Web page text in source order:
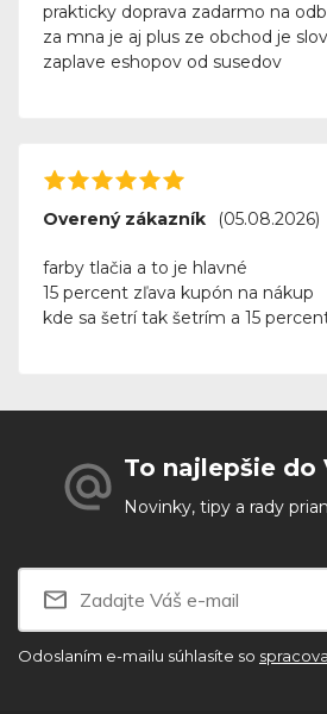
prakticky doprava zadarmo na
za mna je aj plus ze obchod je
zaplave eshopov od susedov
Overený zákazník (05.08.2026)
farby tlačia a to je hlavné
15 percent zľava kupón na nákup
kde sa šetrí tak šetrím a 15
To najlepšie do
Novinky, tipy a rady
Odoslaním e-mailu súhlasíte so